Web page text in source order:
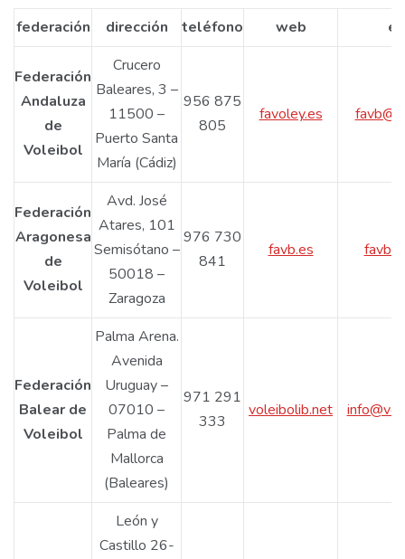
federación dirección teléfono web
Federación
Andaluza
de
Voleibol
Crucero
Baleares, 3 –
11500 –
Puerto Santa
María (Cádiz)
956 875
805
favoley.es
Federación
Aragonesa
de
Voleibol
Avd. José
Atares, 101
Semisótano –
50018 –
Zaragoza
976 730
841
favb.es
Federación
Balear de
Voleibol
Palma Arena.
Avenida
Uruguay –
07010 –
Palma de
Mallorca
(Baleares)
971 291
333
voleibolib.net
León y
Castillo 26-